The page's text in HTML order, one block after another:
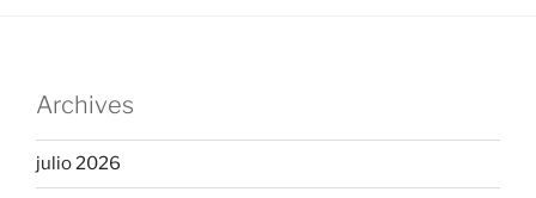
Archives
julio 2026